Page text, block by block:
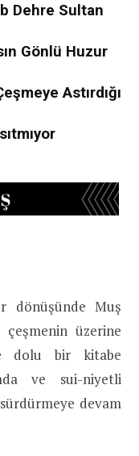
Dehre Sultan
Gönlü Huzur
Astırdığı
dönüşünde Muş
çeşmenin üzerine
dolu bir kitabe
ve sui-niyetli
devam